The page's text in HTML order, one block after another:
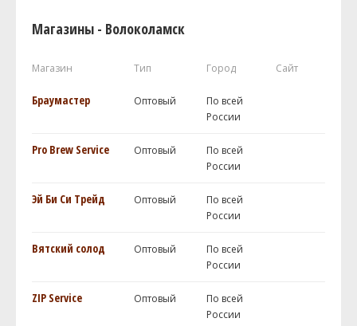
Магазины - Волоколамск
Магазин Тип Город Сайт
Браумастер Оптовый
По всей
России
Pro Brew Service Оптовый
По всей
России
Эй Би Си Трейд Оптовый
По всей
России
Вятский солод Оптовый
По всей
России
ZIP Service Оптовый
По всей
России